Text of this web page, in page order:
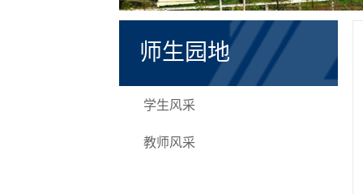
师生园地
学生风采
教师风采